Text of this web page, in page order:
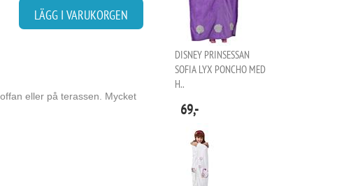
LÄGG I VARUKORGEN
eller på terassen. Mycket
DISNEY PRINSESSAN
SOFIA LYX PONCHO MED
H..
69,-